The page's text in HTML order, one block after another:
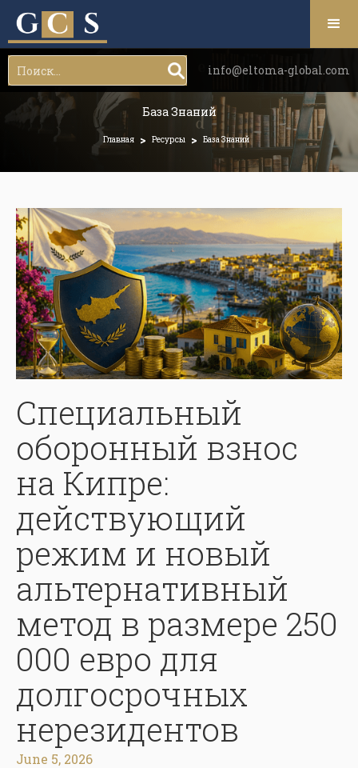
info@eltoma-global.com
База Знаний
Главная > Ресурсы > База Знаний
Специальный
оборонный взнос
на Кипре:
действующий
режим и новый
альтернативный
метод в размере 250
000 евро для
долгосрочных
нерезидентов
June 5, 2026